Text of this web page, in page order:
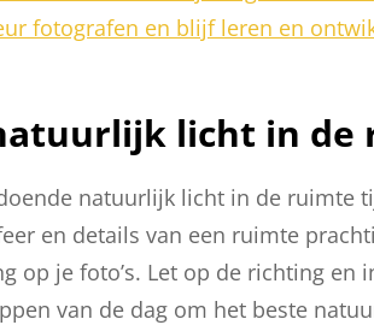
fotografen en blijf leren en
licht in de
natuurlijk licht in de ruimte
en details van een ruimte
op je foto’s. Let op de richting en
van de dag om het beste